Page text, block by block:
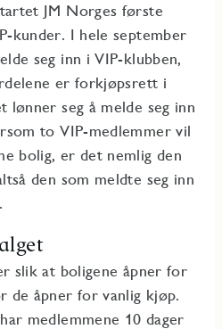
JM Norges første
kunder. I hele september
seg inn i VIP-klubben,
er forkjøpsrett i
lønner seg å melde seg inn
to VIP-medlemmer vil
bolig, er det nemlig den
den som meldte seg inn
slik at boligene åpner for
de åpner for vanlig kjøp.
medlemmene 10 dager